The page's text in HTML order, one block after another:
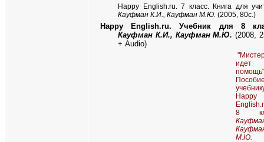
Happy English.ru. 7 класс. Книга для
Кауфман К.И., Кауфман М.Ю. (2005, 80c.)
Happy English.ru. Учебник для 8
Кауфман К.И., Кауфман М.Ю. (2008,
+ Audio)
помощь"
Happy
8
М.Ю.